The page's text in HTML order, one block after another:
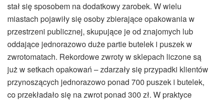
stał się sposobem na dodatkowy zarobek. W wielu
miastach pojawiły się osoby zbierające opakowania w
przestrzeni publicznej, skupujące je od znajomych lub
oddające jednorazowo duże partie butelek i puszek w
zwrotomatach. Rekordowe zwroty w sklepach liczone są
już w setkach opakowań – zdarzały się przypadki klientów
przynoszących jednorazowo ponad 700 puszek i butelek,
co przekładało się na zwrot ponad 300 zł. W praktyce